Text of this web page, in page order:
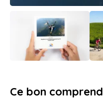
Ce bon comprend